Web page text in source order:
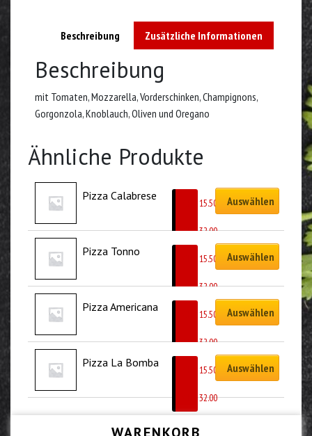
Beschreibung Zusätzliche Informationen
Beschreibung
mit Tomaten, Mozzarella, Vorderschinken, Champignons,
Gorgonzola, Knoblauch, Oliven und Oregano
Ähnliche Produkte
Pizza Calabrese
15.50
CHF32.00
Auswählen
Pizza Tonno
15.50
CHF32.00
Auswählen
Pizza Americana
15.50
CHF32.00
Auswählen
Pizza La Bomba
15.50
32.00
Auswählen